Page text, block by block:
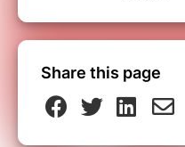
Share this page